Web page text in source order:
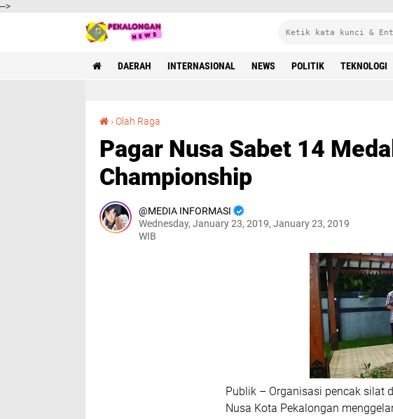
-->
DAERAH INTERNASIONAL NEWS POLITIK TEKNOLOGI
›Olah Raga
Pagar Nusa Sabet 14
Championship
MEDIA INFORMASI
Wednesday, January 23, 2019, January 23, 2019
WIB
Publik – Organisasi pencak silat
Nusa Kota Pekalongan